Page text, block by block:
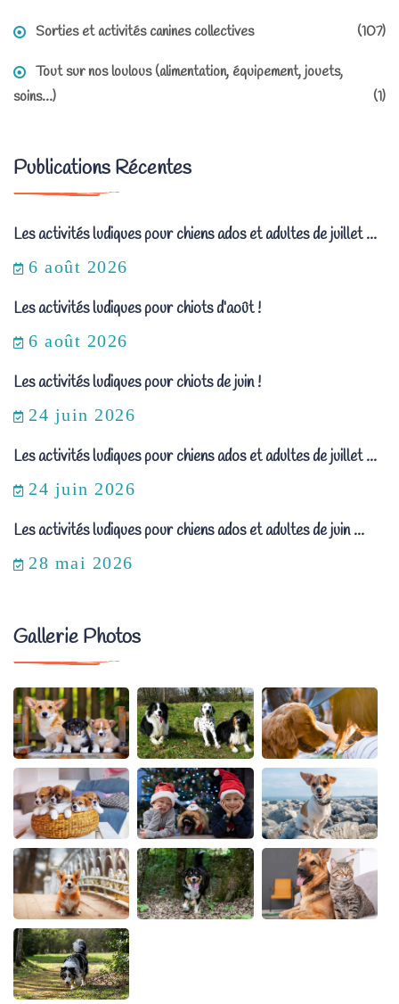
Sorties et activités canines collectives (107)
Tout sur nos loulous (alimentation, équipement, jouets,
soins…)
(1)
Publications Récentes
Les activités ludiques pour chiens ados et adultes de juillet ...
6 août 2026
Les activités ludiques pour chiots d’août !
6 août 2026
Les activités ludiques pour chiots de juin !
24 juin 2026
Les activités ludiques pour chiens ados et adultes de juillet ...
24 juin 2026
Les activités ludiques pour chiens ados et adultes de juin ...
28 mai 2026
Gallerie Photos